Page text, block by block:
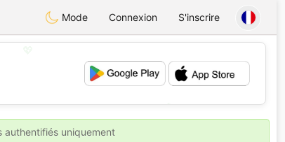
Mode Connexion S'inscrire
💕
authentifiés uniquement